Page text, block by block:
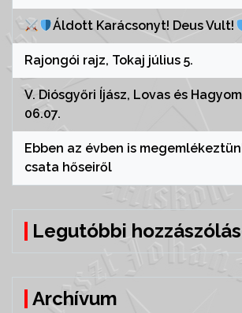
Áldott Karácsonyt! Deus Vult!
Rajongói rajz, Tokaj július 5.
V. Diósgyőri Íjász, Lovas és
06.07.
Ebben az évben is
csata hőseiről
Legutóbbi
Archívum